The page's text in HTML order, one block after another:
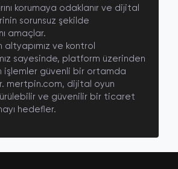
korumaya odaklanır ve dijital
sorunsuz şekilde
amaçlar.
ve kontrol
sayesinde, platform üzerinden
işlemler güvenli bir ortamda
mertpin.com, dijital oyun
ve güvenilir bir ticaret
hedefler.